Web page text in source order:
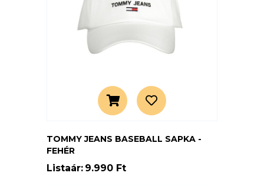
TOMMY JEANS BASEBALL SAPKA -
FEHÉR
Listaár: 9.990 Ft